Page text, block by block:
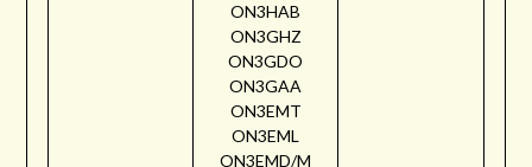
ON3HAB
ON3GHZ
ON3GDO
ON3GAA
ON3EMT
ON3EML
ON3EMD/M